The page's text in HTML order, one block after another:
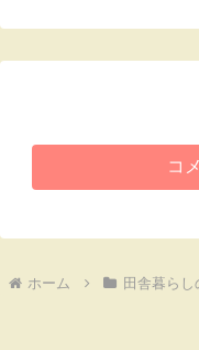
コ
ホーム 田舎暮ら